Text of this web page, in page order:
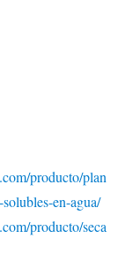
producto/plan
en-agua/
producto/seca